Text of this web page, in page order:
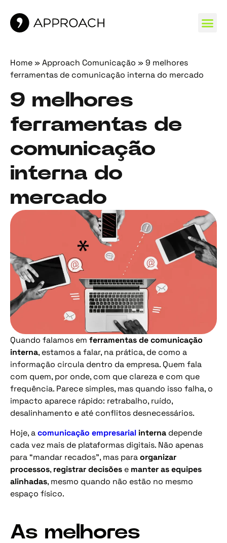
Home » Approach Comunicação » 9 melhores
ferramentas de comunicação interna do mercado
9 melhores
ferramentas de
comunicação
interna do
mercado
Quando falamos em ferramentas de comunicação
interna, estamos a falar, na prática, de como a
informação circula dentro da empresa. Quem fala
com quem, por onde, com que clareza e com que
frequência. Parece simples, mas quando isso falha, o
impacto aparece rápido: retrabalho, ruído,
desalinhamento e até conflitos desnecessários.
Hoje, acomunicação empresarial interna depende
cada vez mais de plataformas digitais. Não apenas
para “mandar recados”, mas paraorganizar
processos, registrar decisões e manter as equipes
alinhadas, mesmo quando não estão no mesmo
espaço físico.
As melhores